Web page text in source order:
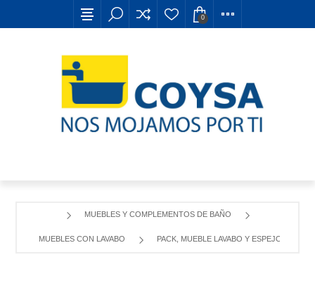
0
MUEBLES Y COMPLEMENTOS DE BAÑO
MUEBLES CON LAVABO PACK, MUEBLE LAVABO Y ESPEJO,